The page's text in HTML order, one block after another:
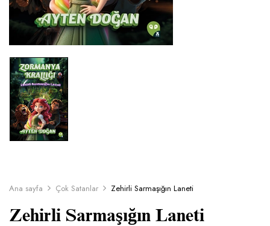
Ana sayfa Çok Satanlar Zehirli Sarmaşığın Laneti
Zehirli Sarmaşığın Laneti